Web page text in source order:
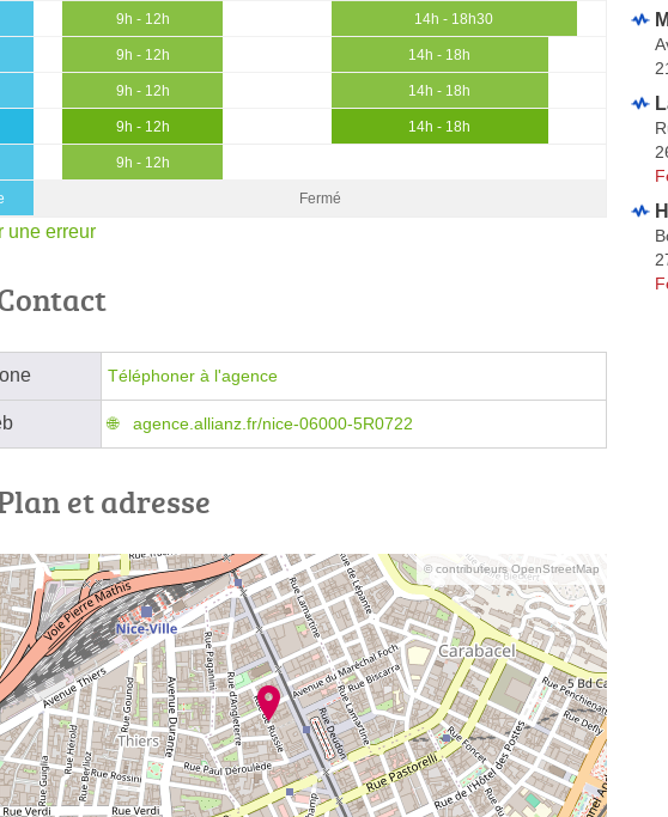
9h - 12h 14h - 18h30
9h - 12h 14h - 18h
9h - 12h 14h - 18h
9h - 12h 14h - 18h
9h - 12h
Fermé
une erreur
Téléphoner à l'agence
agence.allianz.fr/nice-06000-5R0722
et adresse
© contributeurs OpenStreetMap